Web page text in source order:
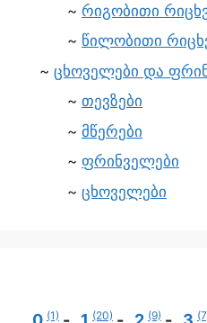
რიგობითი
წილობითი
ცხოველები და
თევზები
მწერები
ფრინველები
ცხოველები
(1) (20) (9)